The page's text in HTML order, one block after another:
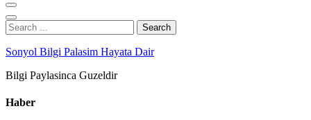
Search
for:
Sonyol Bilgi Palasim Hayata Dair
Bilgi Paylasinca Guzeldir
Haber